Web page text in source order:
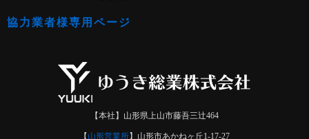
協力業者様専用ページ
【本社】山形県上山市藤吾三辻464
【 山形営業所】山形市あかねヶ丘1-17-27